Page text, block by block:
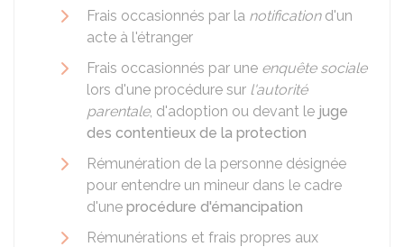
Frais occasionnés par la notificationd'un
acte à l'étranger
Frais occasionnés par une enquête sociale
lors d'une procédure sur l'autorité
parentale, d'adoption ou devant le juge
des contentieux de la protection
Rémunération de la personne désignée
pour entendre un mineur dans le cadre
d'une procédure d'émancipation
Rémunérations et frais propres aux